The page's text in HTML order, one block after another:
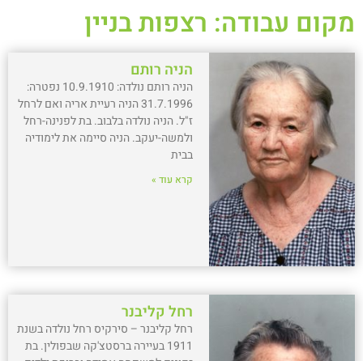
מקום עבודה: רצפות בניין
הניה רותם
הניה רותם נולדה: 10.9.1910 נפטרה:
31.7.1996 הניה רעיית אריה ואם לרחל
ז"ל. הניה נולדה בלבוב. בת לפנינה-רחל
ולמשה-יעקב. הניה סיימה את לימודיה
בבית
קרא עוד »
רחל קליבנר
רחל קליבנר – סירקיס רחל נולדה בשנת
1911 בעיירה ברסטצ'קה שבפולין. בת